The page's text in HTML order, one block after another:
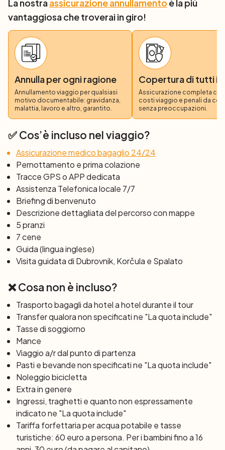
Grad fino alla vibrante Hvar. Il tempo qui sembra fermarsi
mentre ammirate la piazza rinascimentale e la fortezza
spagnola. Dopo una rilassante passeggiata, vi
imbarcherete verso l'isola di Vis, immersi nella storia e
nella pace di un tempo.
4° Giorno: Isola di Vis – Isola di Korčula (32
km;)
Al mattino esplorerete Vis, un'isola ricca di storia,
essendo stata colonia greca. In bicicletta, farete il giro
dell'isola, con una sosta per un caffè a Komiža, dove
Concluderete la giornata navigando verso Vela Luka
sull'isola di Korčula.
5° Giorno: Isola di Korčula: Vela Luka - Korčula
town (60 km)
Il percorso di oggi vi guiderà attraverso la magnifica isola
di Korčula fino alla sua affascinante città. Con il suo clima
mediterraneo, l'isola offre vedute spettacolari che non
vorrete dimenticare. Scoprite il fascino di Korčula, con
un tour guidato che vi racconterà della sua ricca storia,
forse legata a Marco Polo.
6° Giorno: Isola di Korčula – Isola di Mljet (33
km)
Una crociera rilassante vi condurrà a Pomena sull'isola di
Mljet, un paradiso di verde e storie mitiche. Pedalerete
per l'isola seguendo le orme di Odisseo e la ninfa Calipso,
incontrando la barca a Sobra per dirigervi poi verso l’isola
di Sipan.
7° Giorno: Isola di Sipan – Dubrovnik (11 km)
Godetevi un'ultima corsa sull'affascinante isola di Sipan,
antesignana di fascino e semplicità, prima del gran finale
nella perla dell'Adriatico, Dubrovnik. Dopo l'arrivo, avrete
La nostraassicurazione annullamento è la più
vantaggiosa che troverai in giro!
Annulla per ogni ragione
Annullamento viaggio per qualsiasi
motivo documentabile: gravidanza,
malattia, lavoro e altro, garantito.
Copertura di tutti i
Assicurazione completa
costi viaggio e penali da
senza preoccupazioni.
✅ Cos’è incluso nel viaggio?
Assicurazione medico bagaglio 24/24
Pernottamento e prima colazione
Tracce GPS o APP dedicata
Assistenza Telefonica locale 7/7
Briefing di benvenuto
Descrizione dettagliata del percorso con mappe
5 pranzi
7 cene
Guida (lingua inglese)
Visita guidata di Dubrovnik, Korčula e Spalato
❌ Cosa non è incluso?
Trasporto bagagli da hotel a hotel durante il tour
Transfer qualora non specificati ne "La quota include"
Tasse di soggiorno
Mance
Viaggio a/r dal punto di partenza
Pasti e bevande non specificati ne "La quota include"
Noleggio bicicletta
Extra in genere
Ingressi, traghetti e quanto non espressamente
indicato ne "La quota include"
Tariffa forfettaria per acqua potabile e tasse
turistiche: 60 euro a persona. Per i bambini fino a 16